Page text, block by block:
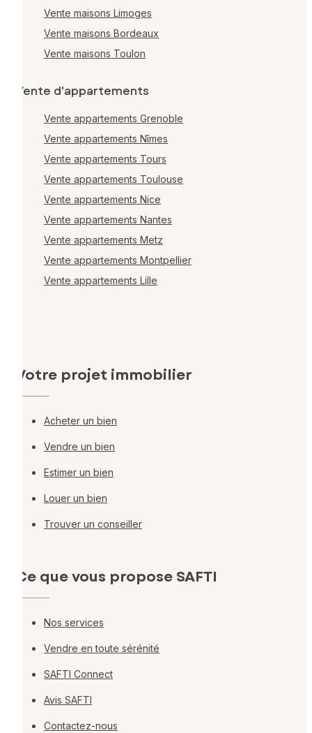
Vente maisons Limoges
Vente maisons Bordeaux
Vente maisons Toulon
Vente d'appartements
Vente appartements Grenoble
Vente appartements Nîmes
Vente appartements Tours
Vente appartements Toulouse
Vente appartements Nice
Vente appartements Nantes
Vente appartements Metz
Vente appartements Montpellier
Vente appartements Lille
Votre projet immobilier
Acheter un bien
Vendre un bien
Estimer un bien
Louer un bien
Trouver un conseiller
Ce que vous propose SAFTI
Nos services
Vendre en toute sérénité
SAFTI Connect
Avis SAFTI
Contactez-nous